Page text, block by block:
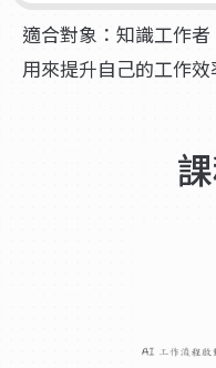
適合對象：知識工作
用來提升自己的工作效